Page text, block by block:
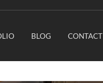
BLOG CONTACT